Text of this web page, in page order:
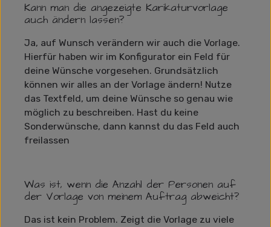
Kann man die angezeigte Karikaturvorlage
auch ändern lassen?
Ja, auf Wunsch verändern wir auch die Vorlage.
Hierfür haben wir im Konfigurator ein Feld für
deine Wünsche vorgesehen. Grundsätzlich
können wir alles an der Vorlage ändern! Nutze
das Textfeld, um deine Wünsche so genau wie
möglich zu beschreiben. Hast du keine
Sonderwünsche, dann kannst du das Feld auch
freilassen
Was ist, wenn die Anzahl der Personen auf
der Vorlage von meinem Auftrag abweicht?
Das ist kein Problem. Zeigt die Vorlage zu viele